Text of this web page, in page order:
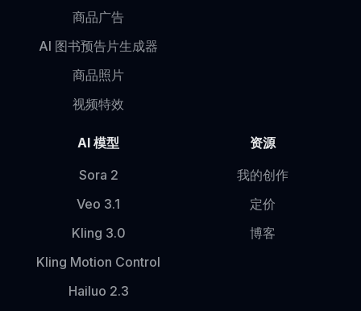
商品广告
AI 图书预告片生成器
商品照片
视频特效
AI 模型
Sora 2
Veo 3.1
Kling 3.0
Kling Motion Control
Hailuo 2.3
资源
我的创作
定价
博客